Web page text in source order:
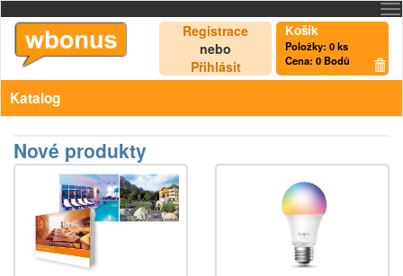
Košík
Položky:0ks
Cena:0 Bodů
Registrace
nebo
Přihlásit
Katalog
Nové produkty